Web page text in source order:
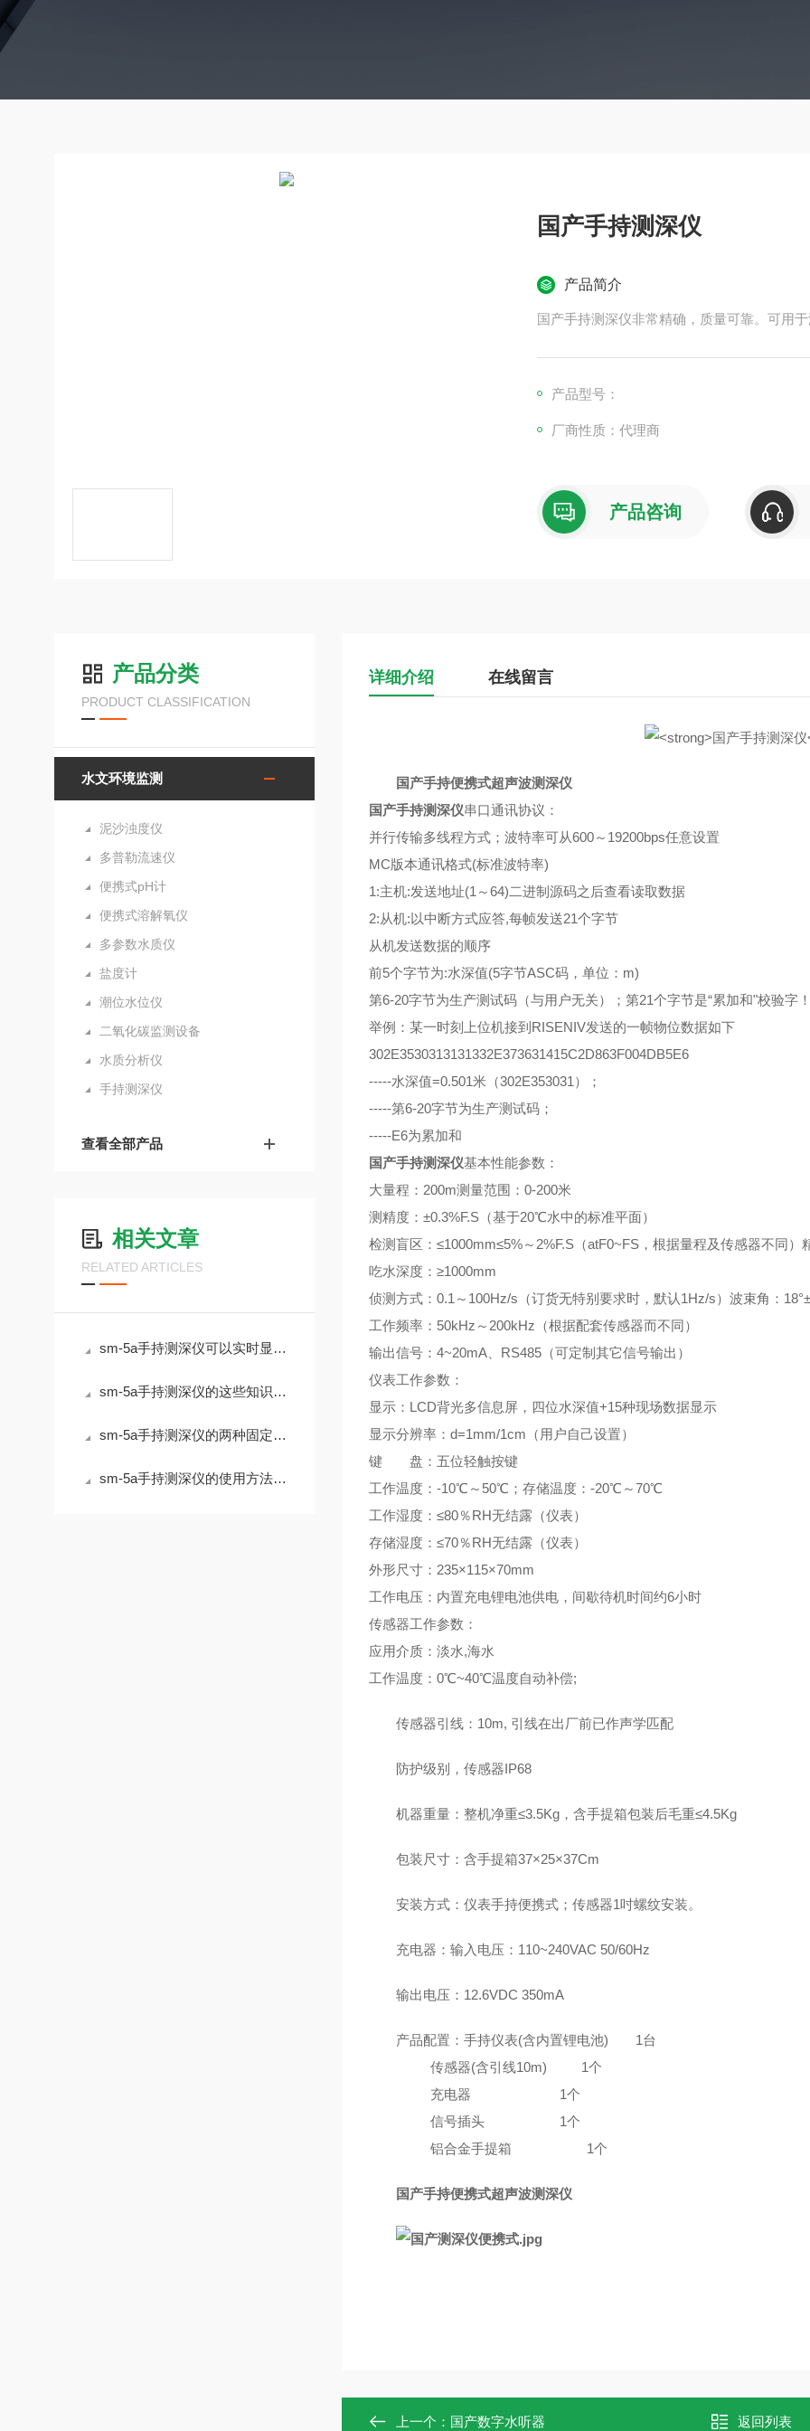
国产手持测深仪
产品简介
国产手持测深仪非常精确，质量可靠。可用
产品型号：
厂商性质：代理商
产品咨询
产品分类
PRODUCT CLASSIFICATION
水文环境监测
泥沙浊度仪
多普勒流速仪
便携式pH计
便携式溶解氧仪
多参数水质仪
盐度计
潮位水位仪
二氧化碳监测设备
水质分析仪
手持测深仪
查看全部产品
相关文章
RELATED ARTICLES
sm-5a手持测深仪可以实时显示测量深度数据
sm-5a手持测深仪的这些知识值得我们学习
sm-5a手持测深仪的两种固定安装方法
sm-5a手持测深仪的使用方法很简单，看完您就知道了
详细介绍 在线留言
国产手持便携式超声波测深仪
国产手持测深仪串口通讯协议：
并行传输多线程方式；波特率可从600～19200bps任意设置
MC版本通讯格式(标准波特率)
1:主机:发送地址(1～64)二进制源码之后查看读取数据
2:从机:以中断方式应答,每帧发送21个字节
从机发送数据的顺序
前5个字节为:水深值(5字节ASC码，单位：m)
第6-20字节为生产测试码（与用户无关）；第21个字节是“累加和"校验字
举例：某一时刻上位机接到RISENIV发送的一帧物位数据如下
302E3530313131332E373631415C2D863F004DB5E6
-----水深值=0.501米（302E353031）；
-----第6-20字节为生产测试码；
-----E6为累加和
国产手持测深仪基本性能参数：
大量程：200m测量范围：0-200米
测精度：±0.3%F.S（基于20℃水中的标准平面）
检测盲区：≤1000mm≤5%～2%F.S（atF0~FS，根据量程及传感器不同）
吃水深度：≥1000mm
侦测方式：0.1～100Hz/s（订货无特别要求时，默认1Hz/s）波束角：
工作频率：50kHz～200kHz（根据配套传感器而不同）
输出信号：4~20mA、RS485（可定制其它信号输出）
仪表工作参数：
显示：LCD背光多信息屏，四位水深值+15种现场数据显示
显示分辨率：d=1mm/1cm（用户自己设置）
键 盘：五位轻触按键
工作温度：-10℃～50℃；存储温度：-20℃～70℃
工作湿度：≤80％RH无结露（仪表）
存储湿度：≤70％RH无结露（仪表）
外形尺寸：235×115×70mm
工作电压：内置充电锂电池供电，间歇待机时间约6小时
传感器工作参数：
应用介质：淡水,海水
工作温度：0℃~40℃温度自动补偿;
传感器引线：10m, 引线在出厂前已作声学匹配
防护级别，传感器IP68
机器重量：整机净重≤3.5Kg，含手提箱包装后毛重≤4.5Kg
包装尺寸：含手提箱37×25×37Cm
安装方式：仪表手持便携式；传感器1吋螺纹安装。
充电器：输入电压：110~240VAC 50/60Hz
输出电压：12.6VDC 350mA
产品配置：手持仪表(含内置锂电池) 1台
传感器(含引线10m)
1个
充电器
1个
信号插头
1个
铝合金手提箱
1个
国产手持便携式超声波测深仪
上一个： 国产数字水听器 返回列表